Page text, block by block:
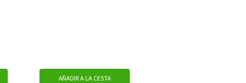
AÑADIR A LA CESTA